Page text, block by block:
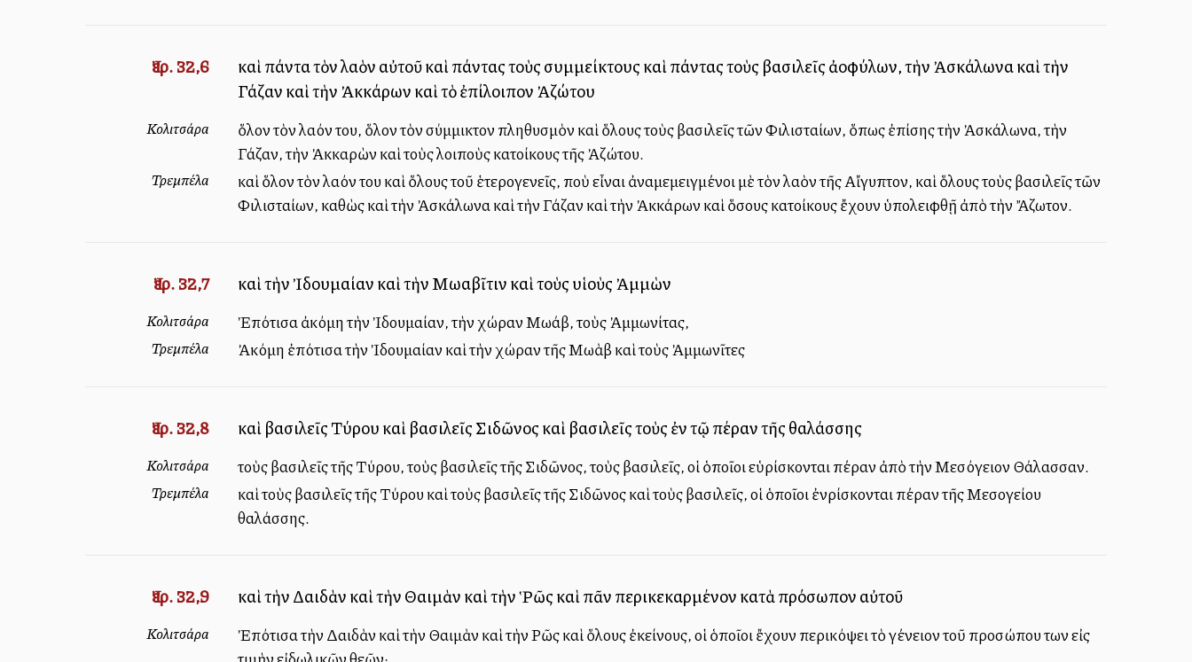
Ἰερ. 32,6
καὶ πάντα τὸν λαὸν αὐτοῦ καὶ πάντας τοὺς συμμείκτους καὶ πάντας τοὺς βασιλεῖς ἀλλοφύλων, τὴν Ἀσκάλωνα καὶ τὴν
Γάζαν καὶ τὴν Ἀκκάρων καὶ τὸ ἐπίλοιπον Ἀζώτου
Κολιτσάρα
ὅλον τὸν λαόν του, ὅλον τὸν σύμμικτον πληθυσμὸν καὶ ὅλους τοὺς βασιλεῖς τῶν Φιλισταίων, ὅπως ἐπίσης τὴν Ἀσκάλωνα, τὴν
Γάζαν, τὴν Ἀκκαρὼν καὶ τοὺς λοιποὺς κατοίκους τῆς Ἀζώτου.
Τρεμπέλα
καὶ ὅλον τὸν λαόν του καὶ ὅλους τοῦ ἑτερογενεῖς, ποὺ εἶναι ἀναμεμειγμένοι μὲ τὸν λαὸν τῆς Αἴγυπτον, καὶ ὅλους τοὺς βασιλεῖς τῶν
Φιλισταίων, καθὼς καὶ τὴν Ἀσκάλωνα καὶ τὴν Γάζαν καὶ τὴν Ἀκκάρων καὶ ὅσους κατοίκους ἔχουν ὑπολειφθῇ ἀπὸ τὴν Ἄζωτον.
Ἰερ. 32,7 καὶ τὴν Ἰδουμαίαν καὶ τὴν Μωαβῖτιν καὶ τοὺς υἱοὺς Ἀμμὼν
Κολιτσάρα Ἐπότισα ἀκόμη τὴν Ἰδουμαίαν, τὴν χώραν Μωάβ, τοὺς Ἀμμωνίτας,
Τρεμπέλα Ἀκόμη ἐπότισα τὴν Ἰδουμαίαν καὶ τὴν χώραν τῆς Μωὰβ καὶ τοὺς Ἀμμωνῖτες
Ἰερ. 32,8 καὶ βασιλεῖς Τύρου καὶ βασιλεῖς Σιδῶνος καὶ βασιλεῖς τοὺς ἐν τῷ πέραν τῆς θαλάσσης
Κολιτσάρα τοὺς βασιλεῖς τῆς Τύρου, τοὺς βασιλεῖς τῆς Σιδῶνος, τοὺς βασιλεῖς, οἱ ὁποῖοι εὑρίσκονται πέραν ἀπὸ τὴν Μεσόγειον Θάλασσαν.
Τρεμπέλα
καὶ τοὺς βασιλεῖς τῆς Τύρου καὶ τοὺς βασιλεῖς τῆς Σιδῶνος καὶ τοὺς βασιλεῖς, οἱ ὁποῖοι ἐνρίσκονται πέραν τῆς Μεσογείου
θαλάσσης.
Ἰερ. 32,9 καὶ τὴν Δαιδὰν καὶ τὴν Θαιμὰν καὶ τὴν Ῥῶς καὶ πᾶν περικεκαρμένον κατὰ πρόσωπον αὐτοῦ
Κολιτσάρα
Ἐπότισα τὴν Δαιδὰν καὶ τὴν Θαιμὰν καὶ τὴν Ρῶς καὶ ὅλους ἐκείνους, οἱ ὁποῖοι ἔχουν περικόψει τὸ γένειον τοῦ προσώπου των εἰς